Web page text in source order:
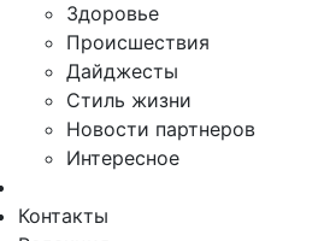
Здоровье
Происшествия
Дайджесты
Стиль жизни
Новости партнеров
Интересное
Контакты